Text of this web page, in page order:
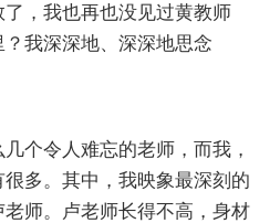
，我也再也没见过黄教师
我深深地、深深地思念
个令人难忘的老师，而我，
多。其中，我映象最深刻的
师。卢老师长得不高，身材